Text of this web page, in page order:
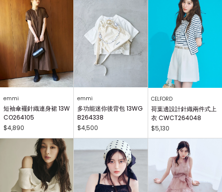
emmi
短袖傘襬針織連身裙 13W
CO264105
$4,890
emmi
多功能迷你後背包 13WG
B264338
$4,500
CELFORD
荷葉邊設計針織兩件式上
衣 CWCT264048
$5,130